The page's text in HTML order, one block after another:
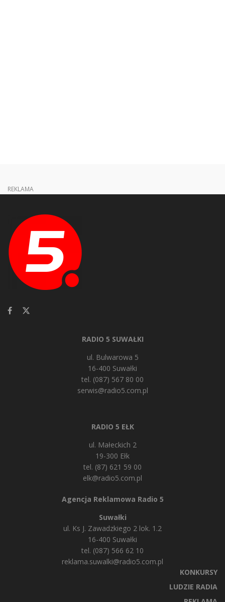
REKLAMA
RADIO 5 SUWAŁKI
ul. Bulwarowa 5
16-400 Suwałki
tel. (087) 567 80 00
serwis@radio5.com.pl
RADIO 5 EŁK
ul. Małeckich 2
19-300 Ełk
tel. (87) 621 59 00
elk@radio5.com.pl
Agencja Reklamowa Radio 5
Suwałki
ul. Ks J. Zawadzkiego 2 lok. 1.2
16-400 Suwałki
tel. (087) 566 62 10
reklama.suwalki@radio5.com.pl
KONKURSY
LUDZIE RADIA